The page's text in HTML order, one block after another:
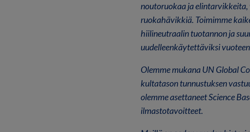
noutoruokaa ja elintarvikkeita,
ruokahävikkiä. Toimimme
hiilineutraalin tuotannon ja
uudelleenkäytettäviksi
Olemme mukana UN Global
kultatason tunnustuksen
olemme asettaneet Science
ilmastotavoitteet.